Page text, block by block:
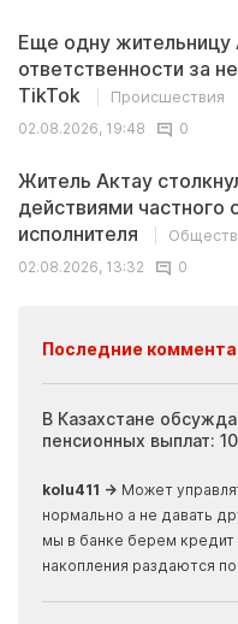
Еще одну жительницу
ответственности за
TikTok
Происшествия
02.08.2026, 19:48
0
Житель Актау
действиями частного
исполнителя
02.08.2026, 13:32
0
Последние
В Казахстане
пенсионных выплат:
kolu411 → Может
нормально а не давать
мы в банке берем кредит
накопления раздаются